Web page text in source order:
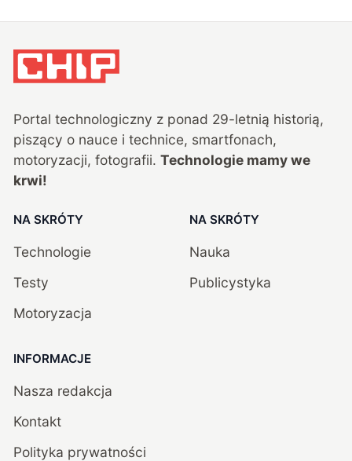
Portal technologiczny z ponad 29-letnią historią,
piszący o nauce i technice, smartfonach,
motoryzacji, fotografii. Technologie mamy we
krwi!
NA SKRÓTY
Technologie
Testy
Motoryzacja
NA SKRÓTY
Nauka
Publicystyka
INFORMACJE
Nasza redakcja
Kontakt
Polityka prywatności